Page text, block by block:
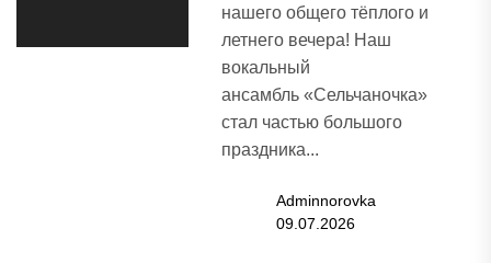
нашего общего тёплого и
летнего вечера! Наш
вокальный
ансамбль «Сельчаночка»
стал частью большого
праздника...
Adminnorovka
09.07.2026